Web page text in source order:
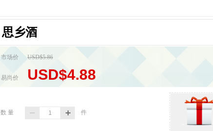
思乡酒
市场价 USD$5.86
易尚价 USD$4.88
数 量 件